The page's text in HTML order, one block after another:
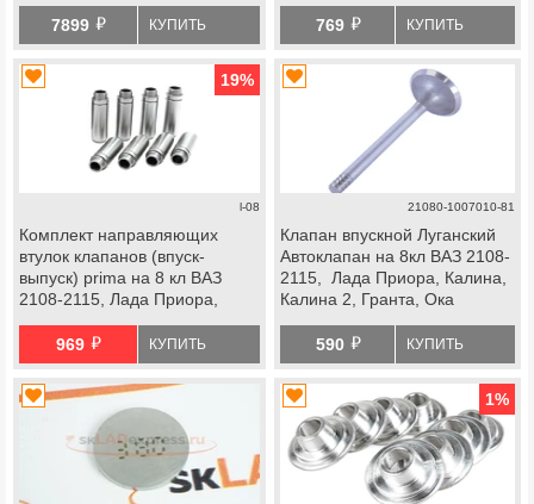
Рей, Искра, Нива Спорт
7899 й КУПИТЬ 769 й КУПИТЬ
19%
l-08
Комплект направляющих
втулок клапанов (впуск-
выпуск) prima на 8 кл ВАЗ
2108-2115, Лада Приора,
969 й КУПИТЬ
21080-1007010-81
Клапан впускной Луганский
Автоклапан на 8кл ВАЗ 2108-
2115, Лада Приора, Калина,
Калина 2, Гранта, Ока
590 й КУПИТЬ
1%